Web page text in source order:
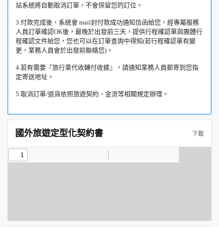
站系統將自動取消訂單，不會保留您的訂位。
3.付款完成後，系統會 mail封付款成功通知信函給您，經專屬服務
人員訂單確認OK後，最晚於出發前三天，提供行程確認單與團體行
程確認文件給您，您也可以在訂單查詢中得知(若行程確認單有變
更，業務人員會於出發前聯絡您)。
4.若有需要『旅行業代收轉付收據』，請通知業務人員郵寄到您指
定寄送地址。
5.取消訂單/退貨依照旅遊契約、金流等相關規定辦理。
國外旅遊定型化契約書 下載